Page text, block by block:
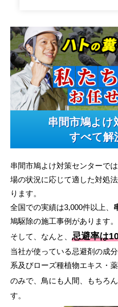
串間市鳩よけ
すべて解
串間市鳩よけ対策センターで
場の状況に応じて適した対処
ります。
全国での実績は3,000件以上、
鳩駆除の施工事例があります。
そして、なんと、 忌避率は
当社が使っている忌避剤の成
系及びローズ種植物エキス・
のみで、鳥にも人間、もちろん
す。